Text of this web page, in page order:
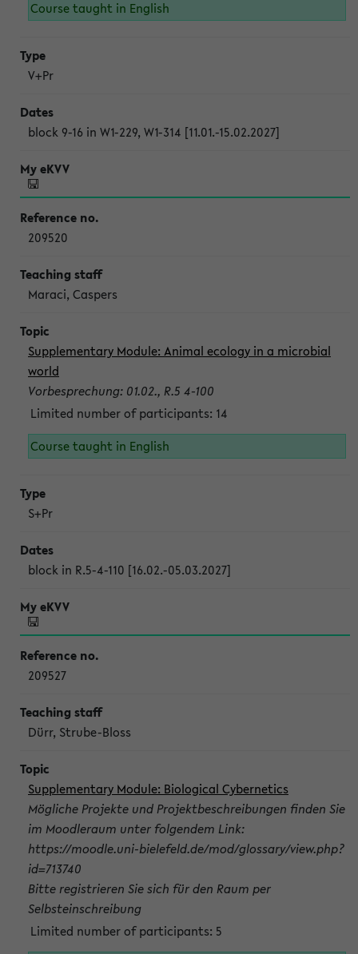
Course taught in English
V+Pr
block 9-16 in W1-229, W1-314 [11.01.-15.02.2027]
209520
Maraci, Caspers
Supplementary Module: Animal ecology in a microbial
world
Vorbesprechung: 01.02., R.5 4-100
Limited number of participants: 14
Course taught in English
S+Pr
block in R.5-4-110 [16.02.-05.03.2027]
209527
Dürr, Strube-Bloss
Supplementary Module: Biological Cybernetics
Mögliche Projekte und Projektbeschreibungen finden Sie
im Moodleraum unter folgendem Link:
https://moodle.uni-bielefeld.de/mod/glossary/view.php?
id=713740
Bitte registrieren Sie sich für den Raum per
Selbsteinschreibung
Limited number of participants: 5